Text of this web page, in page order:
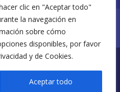
clic en "Aceptar todo"
la navegación en
sobre cómo
disponibles, por favor
y de Cookies.
Aceptar todo
Privacidad
Cookies
/ Todos los Derechos